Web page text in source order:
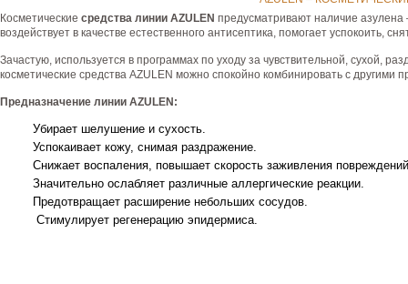
Косметические средства линии AZULEN предусматривают наличие азулена
воздействует в качестве естественного антисептика, помогает успокоить,
Зачастую, используется в программах по уходу за чувствительной, сухой,
косметические средства AZULEN можно спокойно комбинировать с другими
Предназначение линии AZULEN:
Убирает шелушение и сухость.
Успокаивает кожу, снимая раздражение.
Снижает воспаления, повышает скорость заживления
Значительно ослабляет различные аллергические реакции.
Предотвращает расширение небольших сосудов.
Стимулирует регенерацию эпидермиса.